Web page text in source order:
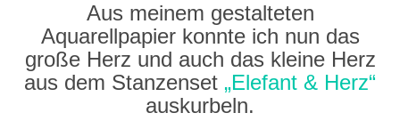
Aus meinem gestalteten
Aquarellpapier konnte ich nun das
große Herz und auch das kleine Herz
aus dem Stanzenset „Elefant & Herz“
auskurbeln.